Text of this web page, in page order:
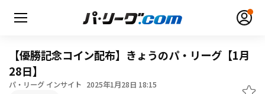
【優勝記念コイン配布】きょうのパ・リーグ【1月
28日】
パ・リーグ インサイト 2025年1月28日 18:15